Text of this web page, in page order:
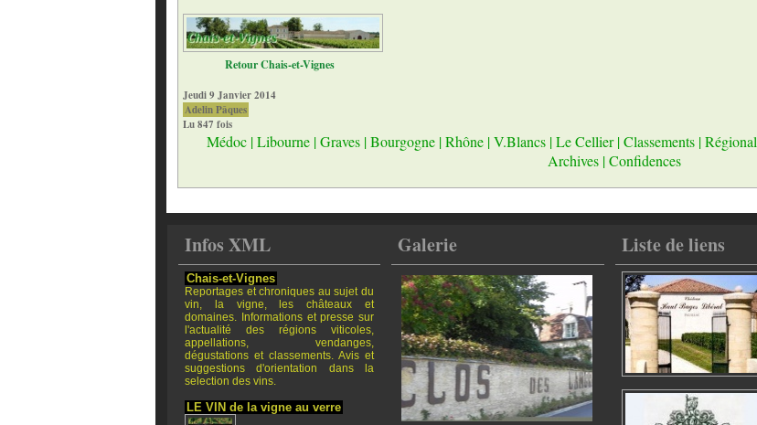
Retour Chais-et-Vignes
Jeudi 9 Janvier 2014
Adelin Pâques
Lu 847 fois
Médoc |Libourne |Graves |Bourgogne |Rhône |V.Blancs |Le Cellier |Classements |Régional
Archives |Confidences
Infos XML
Chais-et-Vignes
Reportages et chroniques au sujet du
vin, la vigne, les châteaux et
domaines. Informations et presse sur
l'actualité des régions viticoles,
appellations, vendanges,
dégustations et classements. Avis et
suggestions d'orientation dans la
selection des vins.
LE VIN de la vigne au verre
Galerie Liste de liens